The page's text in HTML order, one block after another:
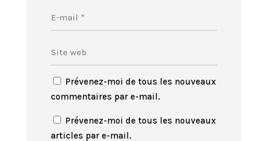
Prévenez-moi de tous les nouveaux
commentaires par e-mail.
Prévenez-moi de tous les nouveaux
articles par e-mail.